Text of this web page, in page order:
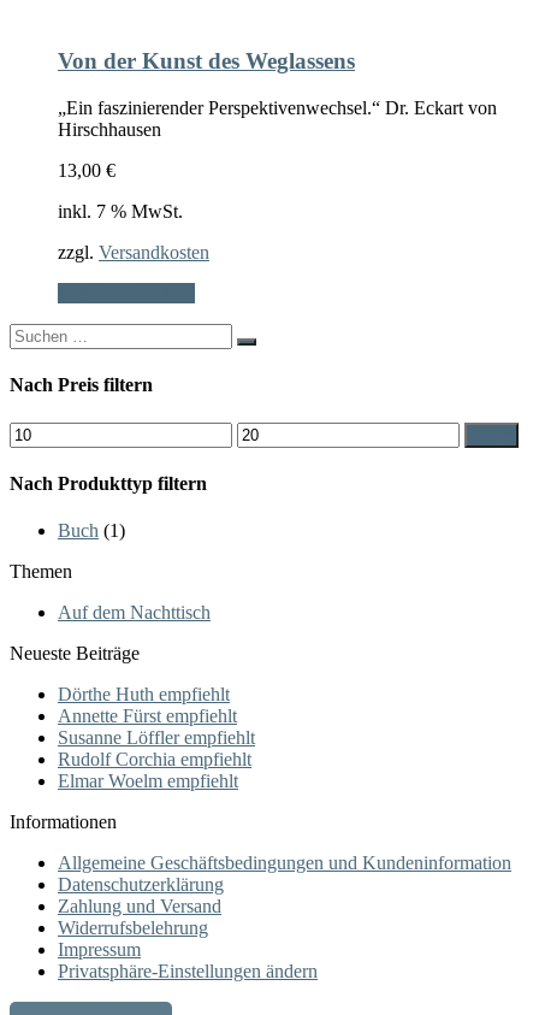
Von der Kunst des Weglassens
„Ein faszinierender Perspektivenwechsel.“ Dr. Eckart von
Hirschhausen
13,00 €
inkl. 7 % MwSt.
zzgl. Versandkosten
Search
for:
Nach Preis filtern
Min.
Preis
Max.
Preis
Nach Produkttyp filtern
Buch (1)
Themen
Auf dem Nachttisch
Neueste Beiträge
Dörthe Huth empfiehlt
Annette Fürst empfiehlt
Susanne Löffler empfiehlt
Rudolf Corchia empfiehlt
Elmar Woelm empfiehlt
Informationen
Allgemeine Geschäftsbedingungen und Kundeninformation
Datenschutzerklärung
Zahlung und Versand
Widerrufsbelehrung
Impressum
Privatsphäre-Einstellungen ändern